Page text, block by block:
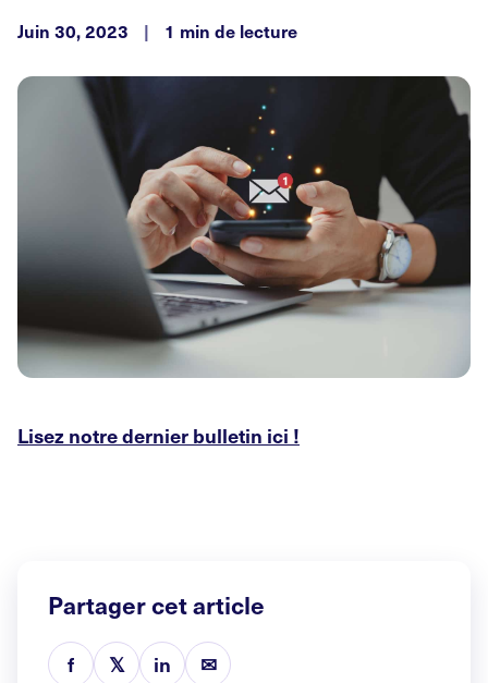
Juin 30, 2023 | 1 min de lecture
Lisez notre dernier bulletin ici !
Partager cet article
f 𝕏 in ✉